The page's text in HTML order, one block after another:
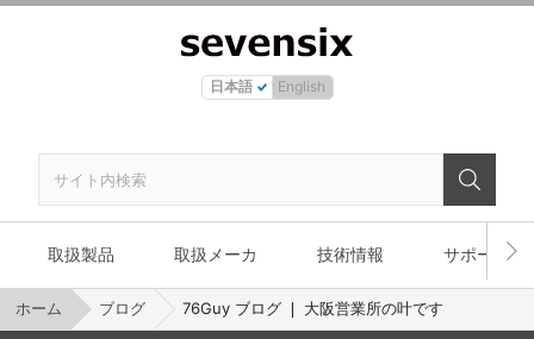
日本語 English
取扱製品 取扱メーカ 技術情報 サポート
ホーム ブログ 76Guy ブログ ❘ 大阪営業所の叶です